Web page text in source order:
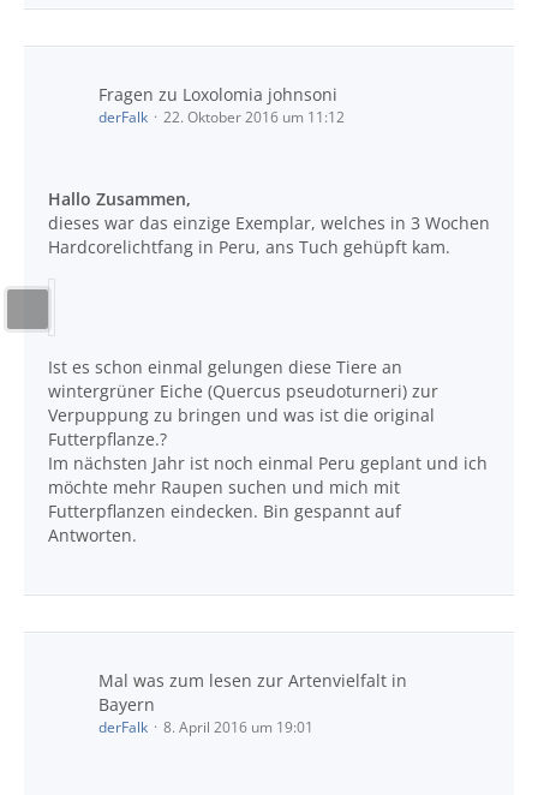
Fragen zu Loxolomia johnsoni
derFalk 22. Oktober 2016 um 11:12
Hallo Zusammen,
dieses war das einzige Exemplar, welches in 3 Wochen
Hardcorelichtfang in Peru, ans Tuch gehüpft kam.
Ist es schon einmal gelungen diese Tiere an
wintergrüner Eiche (Quercus pseudoturneri) zur
Verpuppung zu bringen und was ist die original
Futterpflanze.?
Im nächsten Jahr ist noch einmal Peru geplant und ich
möchte mehr Raupen suchen und mich mit
Futterpflanzen eindecken. Bin gespannt auf
Antworten.
Mal was zum lesen zur Artenvielfalt in
Bayern
derFalk 8. April 2016 um 19:01